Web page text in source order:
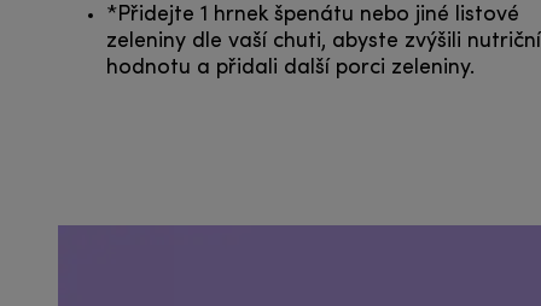
*Přidejte 1 hrnek špenátu nebo jiné listové
zeleniny dle vaší chuti, abyste zvýšili nutriční
hodnotu a přidali další porci zeleniny.